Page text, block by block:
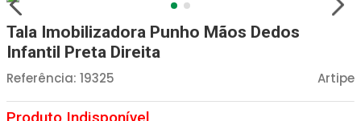
Tala Imobilizadora Punho Mãos Dedos
Infantil Preta Direita
Artipe
Referência: 19325
2º Fralda Geriatrica
3º Luva Latex
4º Littmann